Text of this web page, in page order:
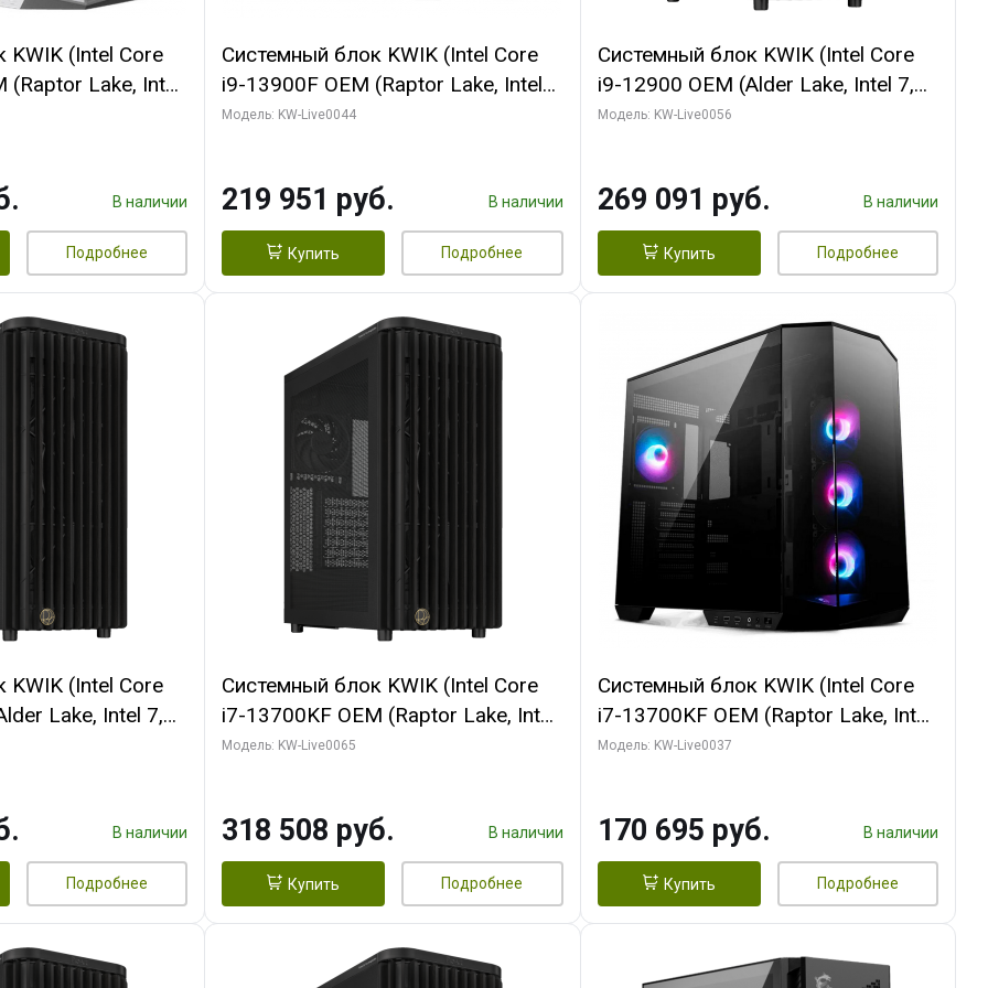
KWIK (Intel Core
(Raptor Lake, Intel
32 ГБ ОЗУ (2
В наличии
Подробнее
Системный блок KWIK (Intel Core
i9-13900F OEM (Raptor Lake, Intel
7, Efficient-co/ 32 ГБ ОЗУ (2
HD/ 512 ГБ SSD)
Модель: KW-Live0044
219 951 руб. В наличии
Купить Подробнее
Системный блок KWIK (Intel Core
i9-12900 OEM (Alder Lake, Intel 7,
C16 8EC/8PC/T2/ 64 ГБ ОЗУ (2
ТБ SSD)
Модель: KW-Live0056
269 091 руб. В наличии
Купить Подробнее
KWIK (Intel Core
Lake, Intel 7,
64 ГБ ОЗУ (2
В наличии
Подробнее
Системный блок KWIK (Intel Core
i7-13700KF OEM (Raptor Lake, Intel
7, C16 8EC/8PC/ 64 ГБ ОЗУ (2
2/ 1 ТБ SSD)
Модель: KW-Live0065
318 508 руб. В наличии
Купить Подробнее
Системный блок KWIK (Intel Core
i7-13700KF OEM (Raptor Lake, Intel
7, C16 8EC/8PC/ 32 ГБ ОЗУ (2
HDMI/ 1 ТБ SSD)
Модель: KW-Live0037
170 695 руб. В наличии
Купить Подробнее